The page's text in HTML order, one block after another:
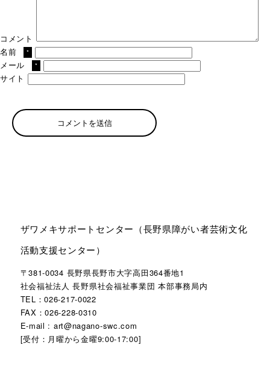
コメント
名前
*
メール *
サイト
ザワメキサポートセンター（長野県障がい者芸術文化
活動支援センター）
〒381-0034 長野県長野市大字高田364番地1
社会福祉法人 長野県社会福祉事業団 本部事務局内
TEL：026-217-0022
FAX：026-228-0310
E-mail : art@nagano-swc.com
[受付：月曜から金曜9:00-17:00]